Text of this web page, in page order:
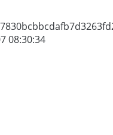
08:30:34